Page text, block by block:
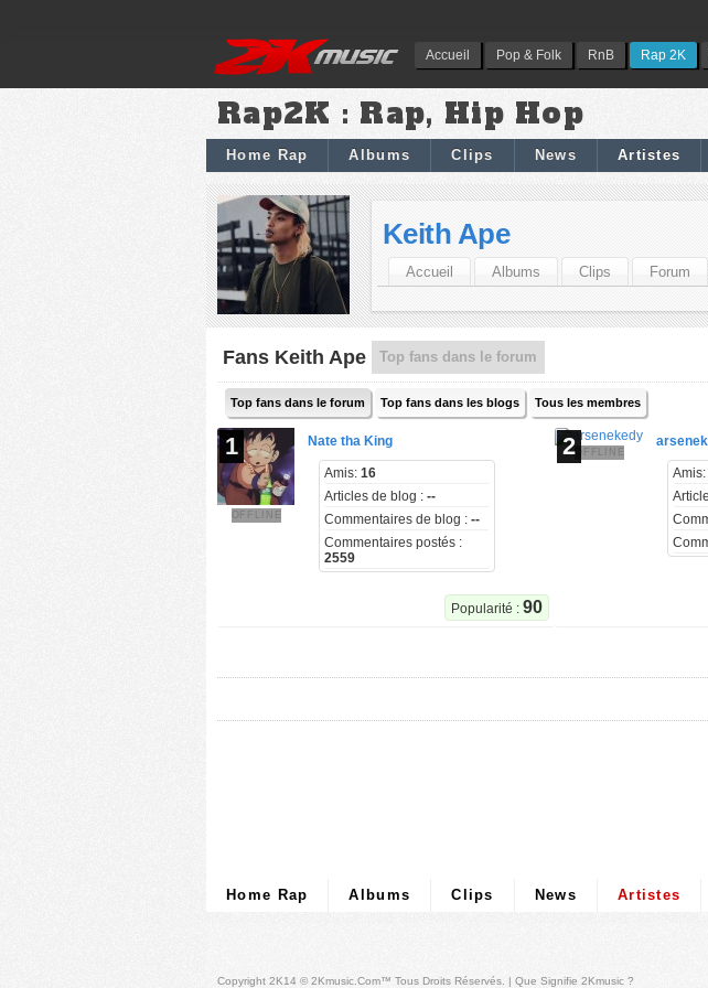
Accueil Pop & Folk RnB Rap 2K
Rap2K : Rap, Hip Hop
Home Rap Albums Clips News Artistes
Keith Ape
Accueil Albums Clips Forum
Fans Keith Ape Top fans dans le forum
Top fans dans le forum Top fans dans les blogs Tous les membres
1
OFFLINE
Nate tha King
Amis: 16
Articles de blog : --
Commentaires de blog : --
Commentaires postés :
2559
Popularité :90
2OFFLINE
Home Rap Albums Clips News Artistes
Copyright 2K14 © 2Kmusic.com™ Tous Droits Réservés . | Que Signifie 2Kmusic ?